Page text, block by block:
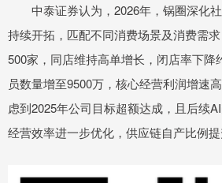
中泰证券认为，2026年，锅圈深化社
持续开拓，匹配不同消费场景及消费需
500家，同店维持高单增长，闭店率下降
员数量增至9500万，核心经营利润增速
虑到2025年公司目标超额达成，且后续
经营效率进一步优化，供应链自产比例提